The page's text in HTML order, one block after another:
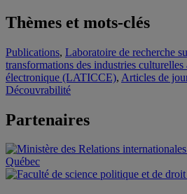
Thèmes et mots-clés
Publications, Laboratoire de recherche
transformations des industries culturelles
électronique (LATICCE), Articles de
Découvrabilité
Partenaires